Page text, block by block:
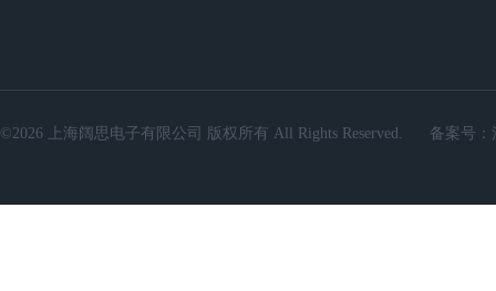
©2026 上海阔思电子有限公司 版权所有 All Rights Reserved. 备案号：